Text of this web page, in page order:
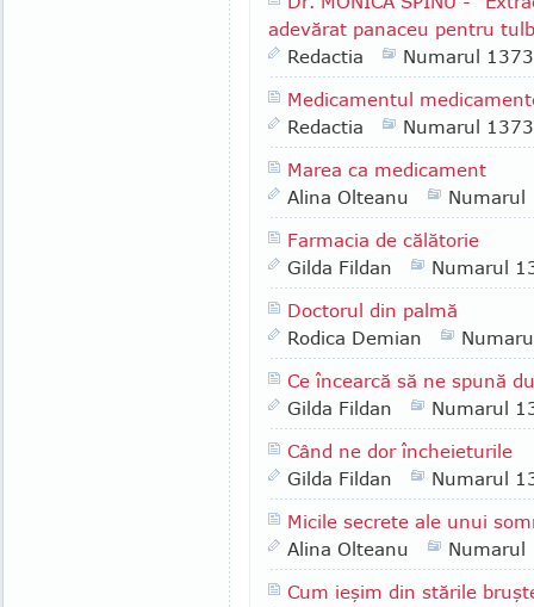
adevărat panaceu pentru
Redactia
Numarul 1373
Medicamentul
Redactia
Numarul 1373
Marea ca medicament
Alina Olteanu
Numarul
Farmacia de călătorie
Gilda Fildan
Numarul
Doctorul din palmă
Rodica Demian
Ce încearcă să ne spună
Gilda Fildan
Numarul
Când ne dor încheieturile
Gilda Fildan
Numarul
Micile secrete ale unui
Alina Olteanu
Numarul
Cum ieşim din stările